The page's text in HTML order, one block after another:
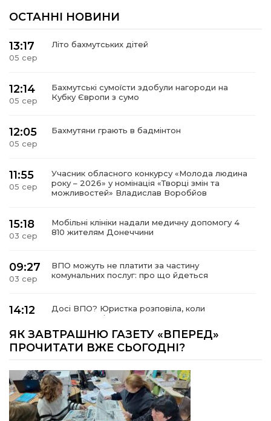
ОСТАННІ НОВИНИ
13:17
05 сер
Літо бахмутських дітей
12:14
05 сер
Бахмутські сумоїсти здобули нагороди на
Кубку Європи з сумо
12:05
05 сер
Бахмутяни грають в бадмінтон
11:55
05 сер
Учасник обласного конкурсу «Молода людина
року – 2026» у номінація «Творці змін та
можливостей» Владислав Воробйов
15:18
03 сер
Мобільні клініки надали медичну допомогу 4
810 жителям Донеччини
09:27
03 сер
ВПО можуть не платити за частину
комунальних послуг: про що йдеться
14:12
Досі ВПО? Юристка розповіла, коли
переселенці втрачають виплати та статус
01 сер
Аліна Кулик
15:58 Літо в Жовтих Водах
ЯК ЗАВТРАШНЮ ГАЗЕТУ «ВПЕРЕД»
ПРОЧИТАТИ ВЖЕ СЬОГОДНІ?